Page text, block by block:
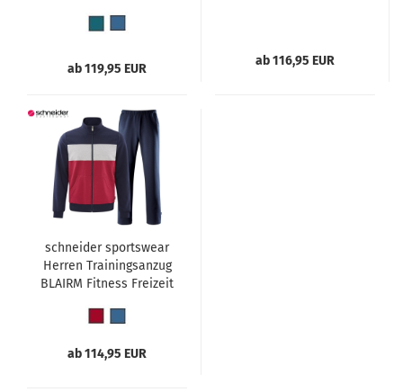
ab 119,95 EUR
ab 116,95 EUR
schneider sportswear
Herren Trainingsanzug
BLAIRM Fitness Freizeit
ab 114,95 EUR